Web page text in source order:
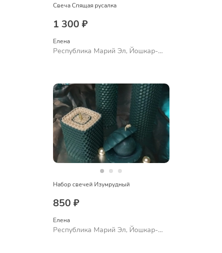
Свеча Спящая русалка
1 300 ₽
Елена
Республика Марий Эл, Йошкар-
Набор свечей Изумрудный
850 ₽
Елена
Республика Марий Эл, Йошкар-